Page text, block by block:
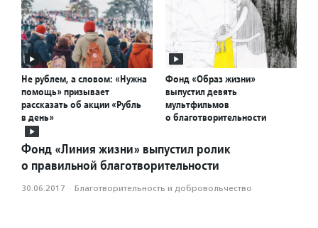
Не рублем, а словом: «Нужна
помощь» призывает
рассказать об акции «Рубль
в день»
Фонд «Образ жизни»
выпустил девять
мультфильмов
о благотворительности
Фонд «Линия жизни» выпустил ролик
о правильной благотворительности
30.06.2017 · Благотвори­тель­ность и доброволь­чест­во